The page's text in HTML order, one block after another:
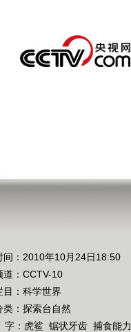
间：2010年10月24日18:50
： CCTV-10
： 科学世界
类：探索台自然
： 虎鲨 锯状牙齿 捕食能力